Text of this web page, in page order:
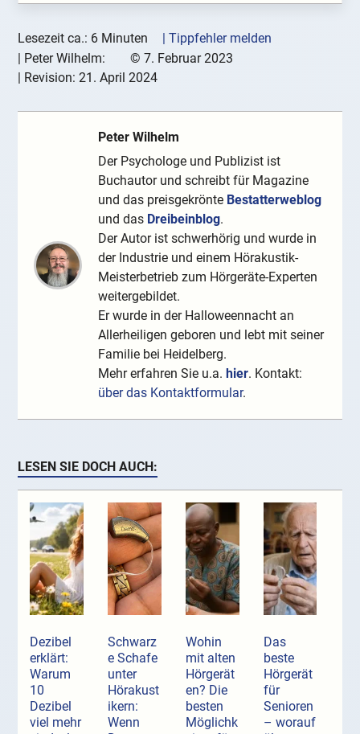
Lesezeit ca.: 6 Minuten
| Tippfehler melden
Peter Wilhelm: © 7. Februar 2023
| Revision:21. April 2024
Peter Wilhelm
Der Psychologe und Publizist ist
Buchautor und schreibt für Magazine
und das preisgekrönte Bestatterweblog
und das Dreibeinblog.
Der Autor ist schwerhörig und wurde in
der Industrie und einem Hörakustik-
Meisterbetrieb zum Hörgeräte-Experten
weitergebildet.
Er wurde in der Halloweennacht an
Allerheiligen geboren und lebt mit seiner
Familie bei Heidelberg.
Mehr erfahren Sie u.a. hier. Kontakt:
über das Kontaktformular.
LESEN SIE DOCH AUCH:
Dezibel
erklärt:
Warum
10
Dezibel
viel mehr
Schwarz
e Schafe
unter
Hörakust
ikern:
Wenn
Wohin
mit alten
Hörgerät
en? Die
besten
Möglichk
Das
beste
Hörgerät
für
Senioren
– worauf